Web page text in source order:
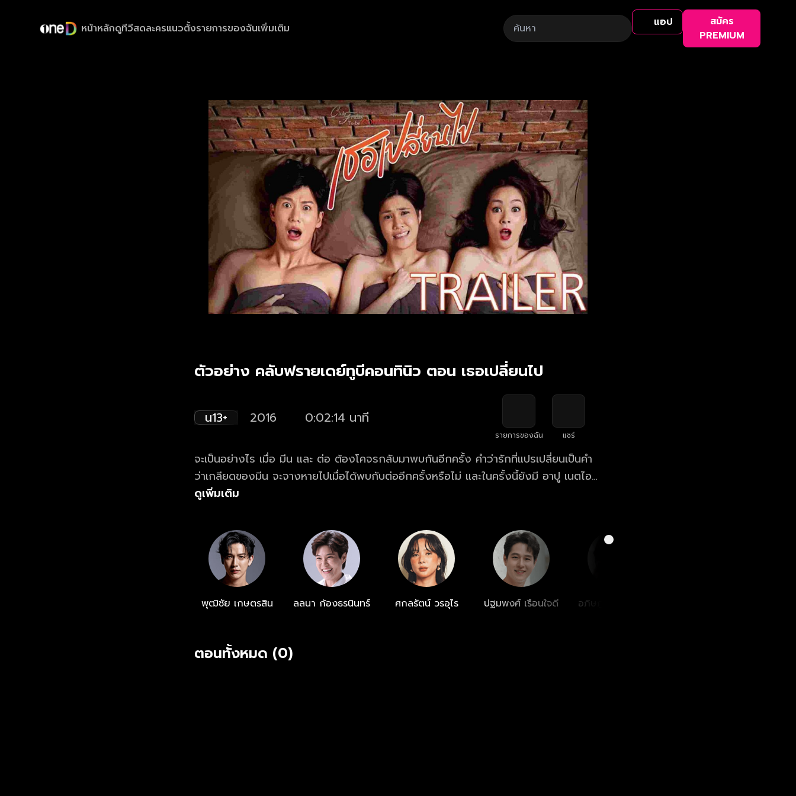
หน้าหลักดูทีวีสดละครแนวตั้งรายการของฉันเพิ่มเติม แอป
สมัคร
PREMIUM
ตัวอย่าง คลับฟรายเดย์ทูบีคอนทินิว ตอน เธอเปลี่ยนไป
น13+ 2016 0:02:14 นาที
รายการของฉัน แชร์
จะเป็นอย่างไร เมื่อ มีน และ ต่อ ต้องโคจรกลับมาพบกันอีกครั้ง คำว่ารักที่แปรเปลี่ยนเป็นคำ
ว่าเกลียดของมีน จะจางหายไปเมื่อได้พบกับต่ออีกครั้งหรือไม่ และในครั้งนี้ยังมี อาปู เนตไอ
ดอลสาวสวยคนรักเก่าของมีน ที่กลับเข้ามา มีนจะทำอย่างไร? เธอจะเปลี่ยนไปหรือไม่?
ดูเพิ่มเติม
พุฒิชัย เกษตรสิน ลลนา ก้องธรนินทร์ ศกลรัตน์ วรอุไร ปฐมพงศ์ เรือนใจดี อภิษฎา เครือคงคา
ตอนทั้งหมด (0)